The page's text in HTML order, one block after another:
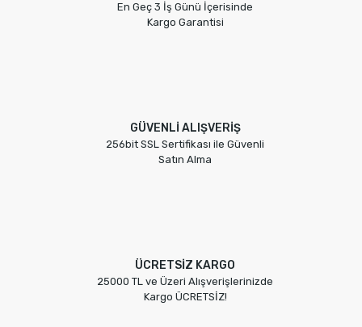
En Geç 3 İş Günü İçerisinde
Kargo Garantisi
GÜVENLİ ALIŞVERİŞ
256bit SSL Sertifikası ile Güvenli
Satın Alma
ÜCRETSİZ KARGO
25000 TL ve Üzeri Alışverişlerinizde
Kargo ÜCRETSİZ!